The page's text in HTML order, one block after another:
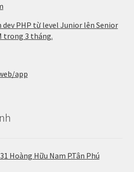
PHP từ level Junior lên Senior
trong 3 tháng.
app
Hoàng Hữu Nam P.Tân Phú